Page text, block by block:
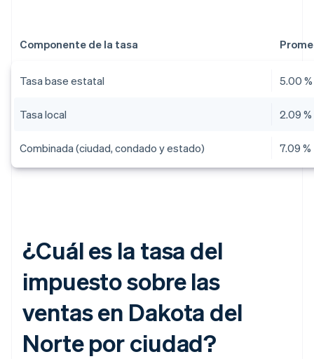
Componente de la tasa
Tasa base estatal 5.00 %
Tasa local 2.09 %
Combinada (ciudad, condado y estado) 7.09 %
¿Cuál es la tasa del
impuesto sobre las
ventas en Dakota del
Norte por ciudad?